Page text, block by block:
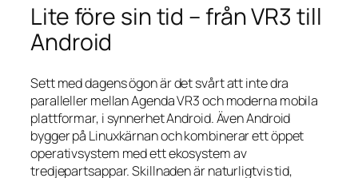
Lite före sin tid – från VR3 till
Android
Sett med dagens ögon är det svårt att inte dra
paralleller mellan Agenda VR3 och moderna mobila
plattformar, i synnerhet Android. Även Android
bygger på Linuxkärnan och kombinerar ett öppet
operativsystem med ett ekosystem av
tredjepartsappar. Skillnaden är naturligtvis tid,